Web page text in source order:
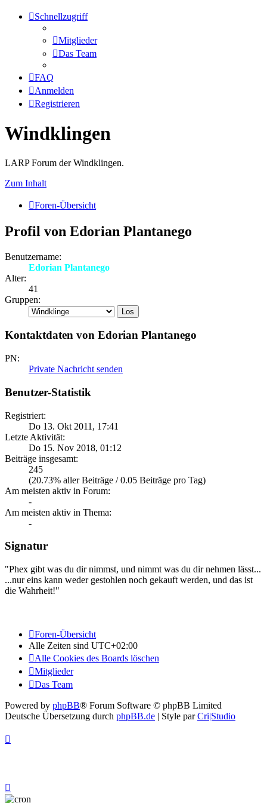
Schnellzugriff
Mitglieder
Das Team
FAQ
Anmelden
Registrieren
Windklingen
LARP Forum der Windklingen.
Zum Inhalt
Foren-Übersicht
Profil von Edorian Plantanego
Benutzername:
Edorian Plantanego
Alter:
41
Gruppen:
Kontaktdaten von Edorian Plantanego
PN:
Private Nachricht senden
Benutzer-Statistik
Registriert:
Do 13. Okt 2011, 17:41
Letzte Aktivität:
Do 15. Nov 2018, 01:12
Beiträge insgesamt:
245
(20.73% aller Beiträge / 0.05 Beiträge pro Tag)
Am meisten aktiv in Forum:
-
Am meisten aktiv in Thema:
-
Signatur
"Phex gibt was du dir nimmst, und nimmt was du dir nehmen lässt...
...nur eins kann weder gestohlen noch gekauft werden, und das ist
die Wahrheit!"
Foren-Übersicht
Alle Zeiten sind UTC+02:00
Alle Cookies des Boards löschen
Mitglieder
Das Team
Powered by phpBB® Forum Software © phpBB Limited
Deutsche Übersetzung durch phpBB.de | Style parCri|Studio